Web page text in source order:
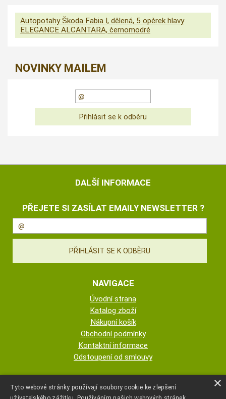
Autopotahy Škoda Fabia I, dělená, 5 opěrek hlavy
ELEGANCE ALCANTARA, černomodré
NOVINKY MAILEM
DALŠÍ INFORMACE
PŘEJETE SI ZASÍLAT EMAILY NEWSLETTER ?
NAVIGACE
Úvodní strana
Katalog zboží
Nákupní košík
Obchodní podmínky
Kontaktní informace
Odstoupení od smlouvy
ESHOP PROVOZUJE ×
Tyto webové stránky používají soubory cookie ke zlepšení